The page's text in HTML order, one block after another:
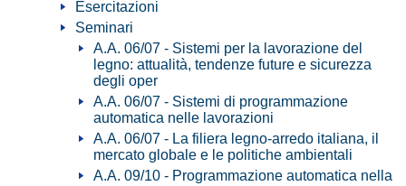
Esercitazioni
Seminari
A.A. 06/07 - Sistemi per la lavorazione del
legno: attualità, tendenze future e sicurezza
degli oper
A.A. 06/07 - Sistemi di programmazione
automatica nelle lavorazioni
A.A. 06/07 - La filiera legno-arredo italiana, il
mercato globale e le politiche ambientali
A.A. 09/10 - Programmazione automatica nella